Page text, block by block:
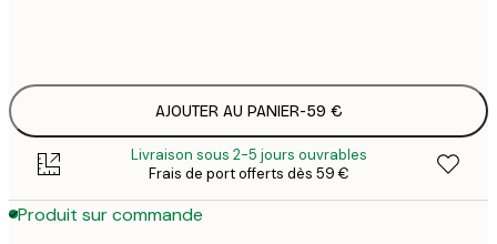
AJOUTER AU PANIER-59 €
Livraison sous 2-5 jours ouvrables
Frais de port offerts dès 59 €
Produit sur commande